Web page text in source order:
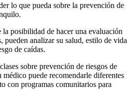
lo que pueda sobre la prevención de
posibilidad de hacer una evaluación
pueden analizar su salud, estilo de vida
de caídas.
sobre prevención de riesgos de
médico puede recomendarle diferentes
con programas comunitarios para